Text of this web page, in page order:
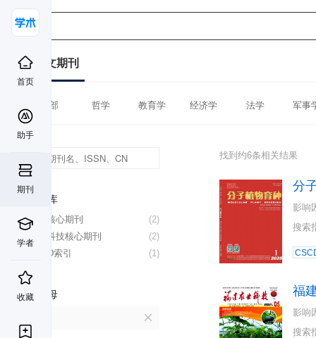
首页
助手
期刊
学者
收藏
中文期刊
全部 哲学 教育学 经济学 法学 军事
数据库
(2)
北大核心期刊
(2)
中国科技核心期刊
(1)
CSCD索引
首字母
找到约6条相关结果
分
影响
搜索
福
影响
搜索